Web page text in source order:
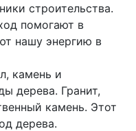
строительства.
помогают в
нашу энергию в
камень и
дерева. Гранит,
камень. Этот
дерева.